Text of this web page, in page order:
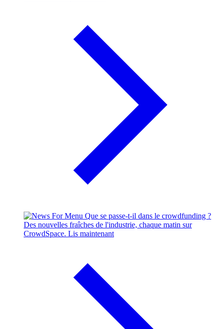
Que se passe-t-il dans le crowdfunding ?
Des nouvelles fraîches de l'industrie, chaque matin sur
CrowdSpace. Lis maintenant